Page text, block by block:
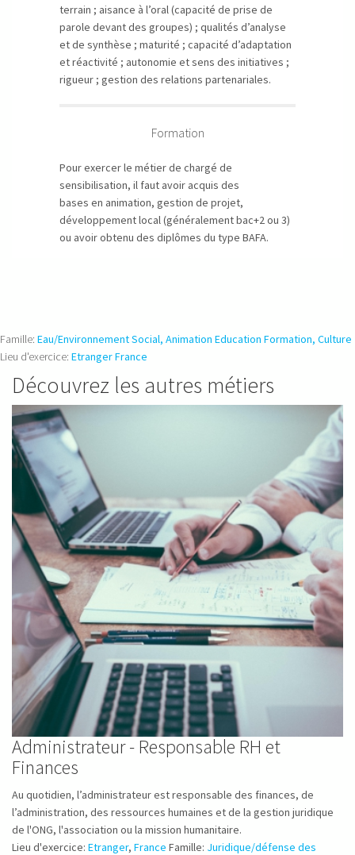
terrain ; aisance à l’oral (capacité de prise de
parole devant des groupes) ; qualités d’analyse
et de synthèse ; maturité ; capacité d’adaptation
et réactivité ; autonomie et sens des initiatives ;
rigueur ; gestion des relations partenariales.
Formation
Pour exercer le métier de chargé de
sensibilisation, il faut avoir acquis des
bases en animation, gestion de projet,
développement local (généralement bac+2 ou 3)
ou avoir obtenu des diplômes du type BAFA.
Famille: Eau/EnvironnementSocial, Animation Education Formation, Culture
Lieu d'exercice: EtrangerFrance
Découvrez les autres métiers
Administrateur - Responsable RH et
Finances
Au quotidien, l’administrateur est responsable des finances, de
l’administration, des ressources humaines et de la gestion juridique
de l'ONG, l'association ou la mission humanitaire.
Lieu d'exercice: Etranger, France Famille: Juridique/défense des